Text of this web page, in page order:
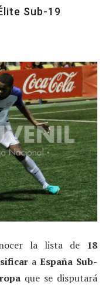
Sub-19
la lista de 18
a España Sub-
que se disputará